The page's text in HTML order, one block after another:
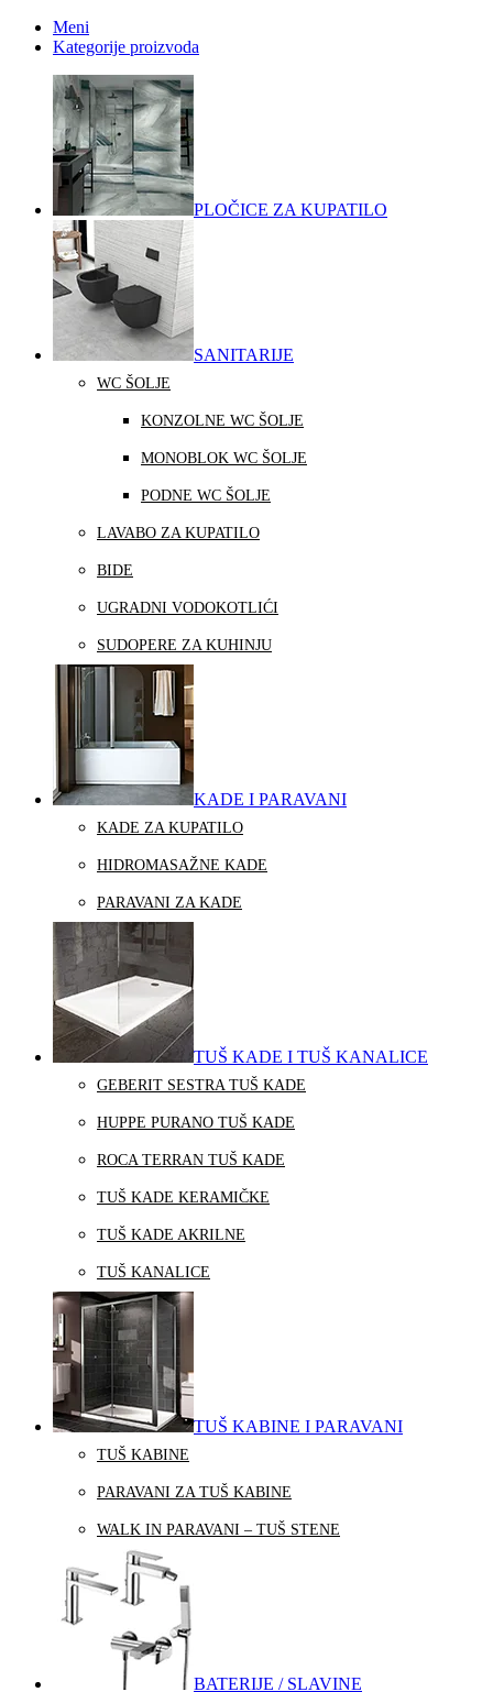
Meni
Kategorije proizvoda
PLOČICE ZA KUPATILO
SANITARIJE
WC ŠOLJE
KONZOLNE WC ŠOLJE
MONOBLOK WC ŠOLJE
PODNE WC ŠOLJE
LAVABO ZA KUPATILO
BIDE
UGRADNI VODOKOTLIĆI
SUDOPERE ZA KUHINJU
KADE I PARAVANI
KADE ZA KUPATILO
HIDROMASAŽNE KADE
PARAVANI ZA KADE
TUŠ KADE I TUŠ KANALICE
GEBERIT SESTRA TUŠ KADE
HUPPE PURANO TUŠ KADE
ROCA TERRAN TUŠ KADE
TUŠ KADE KERAMIČKE
TUŠ KADE AKRILNE
TUŠ KANALICE
TUŠ KABINE I PARAVANI
TUŠ KABINE
PARAVANI ZA TUŠ KABINE
WALK IN PARAVANI – TUŠ STENE
BATERIJE / SLAVINE